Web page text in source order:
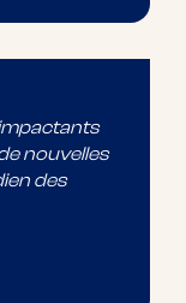
nouvelles
des